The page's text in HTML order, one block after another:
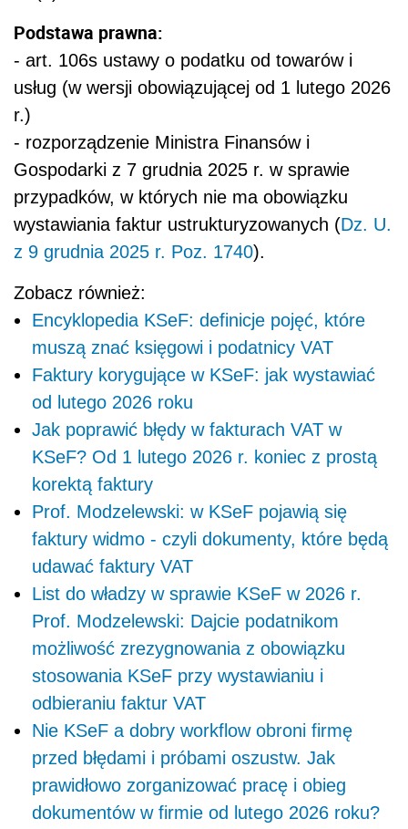
Podstawa prawna:
- art. 106s ustawy o podatku od towarów i
usług (w wersji obowiązującej od 1 lutego 2026
r.)
- rozporządzenie Ministra Finansów i
Gospodarki z 7 grudnia 2025 r. w sprawie
przypadków, w których nie ma obowiązku
wystawiania faktur ustrukturyzowanych (Dz. U.
z 9 grudnia 2025 r. Poz. 1740).
Zobacz również:
Encyklopedia KSeF: definicje pojęć, które
muszą znać księgowi i podatnicy VAT
Faktury korygujące w KSeF: jak wystawiać
od lutego 2026 roku
Jak poprawić błędy w fakturach VAT w
KSeF? Od 1 lutego 2026 r. koniec z prostą
korektą faktury
Prof. Modzelewski: w KSeF pojawią się
faktury widmo - czyli dokumenty, które będą
udawać faktury VAT
List do władzy w sprawie KSeF w 2026 r.
Prof. Modzelewski: Dajcie podatnikom
możliwość zrezygnowania z obowiązku
stosowania KSeF przy wystawianiu i
odbieraniu faktur VAT
Nie KSeF a dobry workflow obroni firmę
przed błędami i próbami oszustw. Jak
prawidłowo zorganizować pracę i obieg
dokumentów w firmie od lutego 2026 roku?